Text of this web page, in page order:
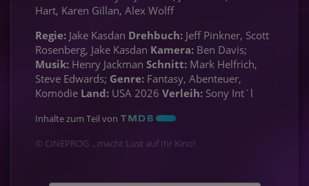
Hart, Karen Gillan, Alex Wolff
Regie: Jake Kasdan Drehbuch: Jeff Pinkner, Scott
Rosenberg, Jake Kasdan Kamera: Ben Davis;
Musik: Henry Jackman Schnitt: Mark Helfrich,
Steve Edwards; Genre: Fantasy, Abenteuer,
Komödie Land: USA 2026 Verleih: Sony Int´l
Inhalte zum Teil von
© CINEPROG ...macht Lust auf Ihr Kino!